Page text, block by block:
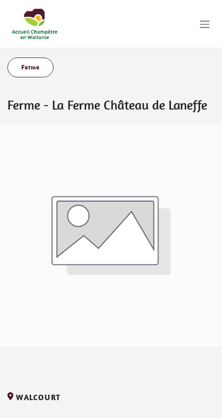
Ferme
Ferme - La Ferme Château de Laneffe
WALCOURT